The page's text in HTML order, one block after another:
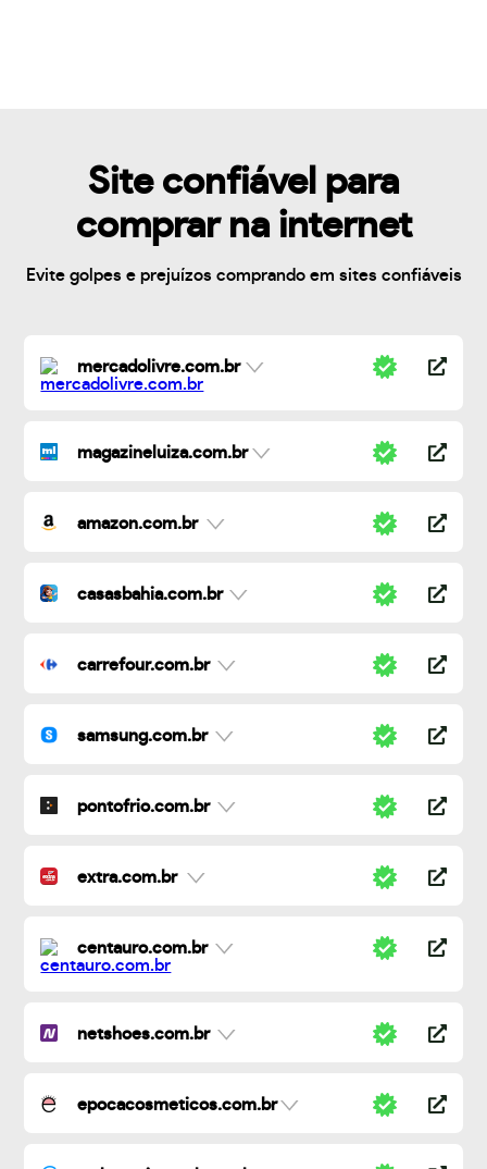
Site confiável para
comprar na internet
Evite golpes e prejuízos comprando em sites confiáveis
mercadolivre.com.br
magazineluiza.com.br
amazon.com.br
casasbahia.com.br
carrefour.com.br
samsung.com.br
pontofrio.com.br
extra.com.br
centauro.com.br
netshoes.com.br
epocacosmeticos.com.br